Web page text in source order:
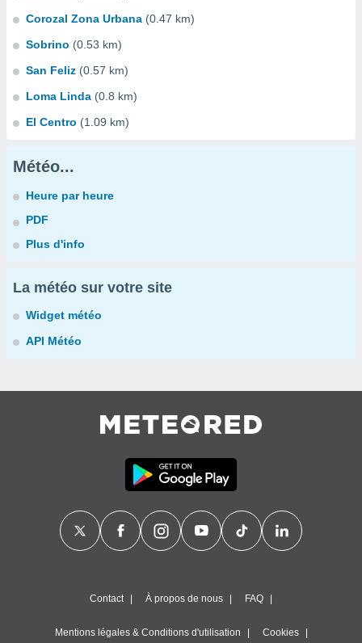
Corozal Zona Urbana (0.47 km)
Sobrino (0.53 km)
San Feliz (0.57 km)
Loma Linda (0.8 km)
El Centro (1.09 km)
Météo...
Heure par heure
PDF
Plus d'info
La météo sur votre site
Widget météo
API Météo
Contact À propos de nous FAQ
Mentions légales & Conditions d'utilisation Cookies